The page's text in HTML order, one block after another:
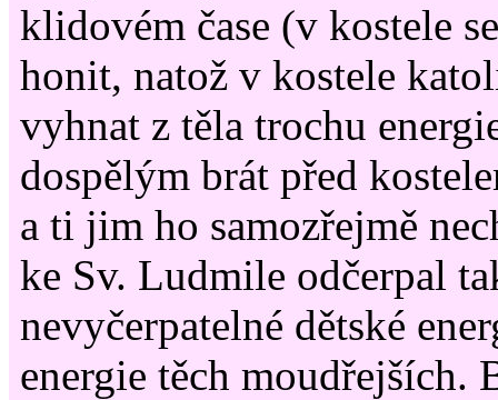
klidovém čase (v kostele
honit, natož v kostele
vyhnat z těla trochu
dospělým brát před
a ti jim ho samozřejmě
ke Sv. Ludmile odčerpal
nevyčerpatelné dětské
energie těch moudřejších.